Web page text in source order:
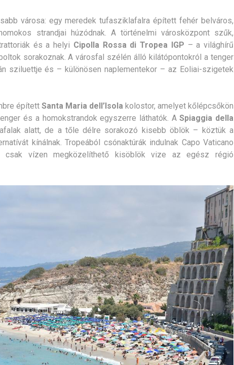
városa: egy meredek tufasziklafalra épített fehér belváros,
strandjai húzódnak. A történelmi városközpont szűk,
és a helyi Cipolla Rossa di Tropea IGP – a világhírű
sorakoznak. A városfal szélén álló kilátópontokról a tenger
sziluettje és – különösen naplementekor – az Eoliai-szigetek
építettSanta Maria dell’Isola kolostor, amelyet kőlépcsőkön
és a homokstrandok egyszerre láthatók. ASpiaggia della
alatt, de a tőle délre sorakozó kisebb öblök – köztük a
kínálnak. Tropeából csónaktúrák indulnak Capo Vaticano
vízen megközelíthető kisöblök vize az egész régió